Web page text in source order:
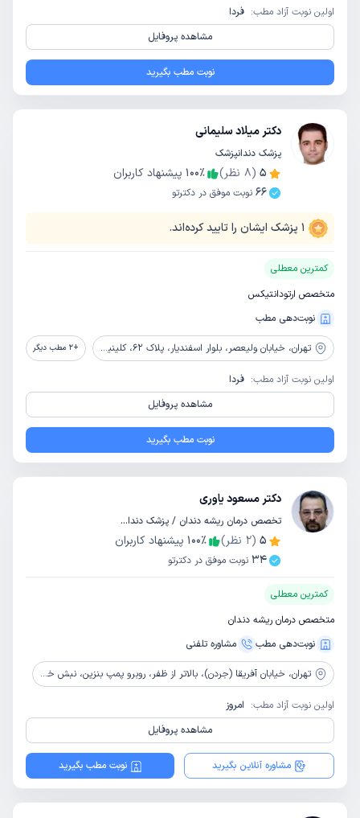
اولین نوبت آزاد مطب: فردا
مشاهده پروفایل
نوبت مطب بگیرید
دکتر میلاد سلیمانی
پزشک دندانپزشک
5
(
8 نظر) 100٪
پیشنهاد کاربران
66 نوبت موفق در دکترتو
1 پزشک ایشان را تایید کرده‌اند.
کمترین معطلی
متخصص ارتودانتیکس
نوبت‌دهی مطب
تهران، خیابان ولیعصر، بلوار اسفندیار، پلاک 62، کلینیک دندانپزشکی رایا دنتال +
2 مطب دیگر
اولین نوبت آزاد مطب: فردا
مشاهده پروفایل
نوبت مطب بگیرید
دکتر مسعود یاوری
تخصص درمان ریشه دندان / پزشک دندانپزشک
5
(
2 نظر) 100٪
پیشنهاد کاربران
34 نوبت موفق در دکترتو
کمترین معطلی
متخصص درمان ریشه دندان
نوبت‌دهی مطب
مشاوره‌ تلفنی
تهران، خیابان آفریقا (جردن)، بالاتر از ظفر، روبرو پمپ بنزین، نبش خیابان بابک بهرامی، پلاک 136(جردن)، کلینیک تخصصی دندانپزشکی آرین
اولین نوبت آزاد مطب: امروز
مشاهده پروفایل
مشاوره آنلاین بگیرید نوبت مطب بگیرید